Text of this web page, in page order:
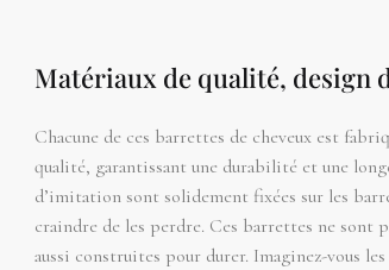
Matériaux de qualité, design
Chacune de ces barrettes de cheveux est
qualité, garantissant une durabilité et une
d’imitation sont solidement fixées sur les
craindre de les perdre. Ces barrettes ne sont
aussi construites pour durer. Imaginez-vous